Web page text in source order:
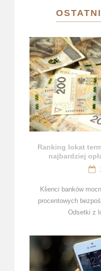
Ranking lokat
najbardziej
Klienci banków
procentowych
Odsetki z